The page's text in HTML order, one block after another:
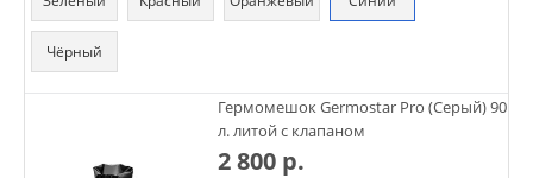
Чёрный
Гермомешок Germostar Pro (Серый) 90
л. литой с клапаном
2 800 р.